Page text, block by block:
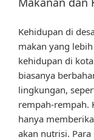
Kehidupan di
makan yang
kehidupan di
biasanya
lingkungan,
rempah-rempah.
hanya
akan nutrisi.